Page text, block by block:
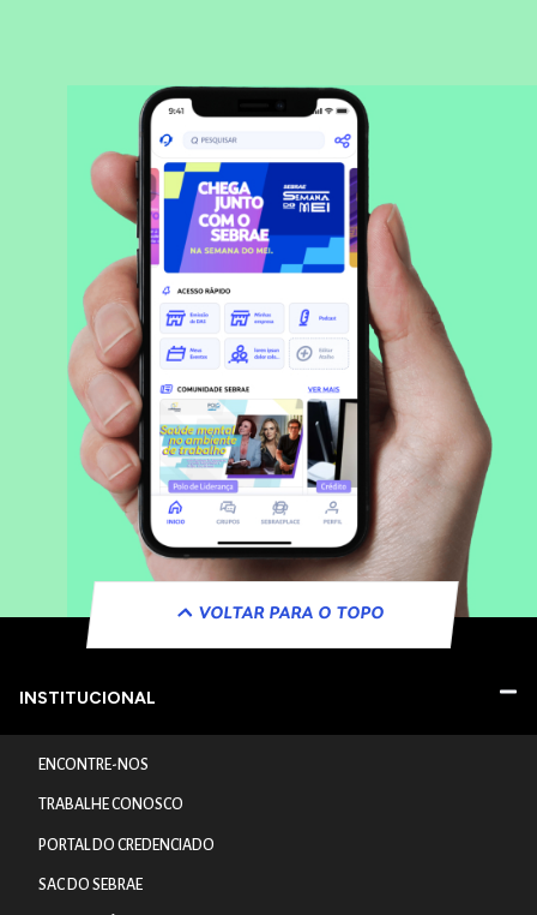
VOLTAR PARA O TOPO
INSTITUCIONAL
ENCONTRE-NOS
TRABALHE CONOSCO
PORTAL DO CREDENCIADO
SAC DO SEBRAE